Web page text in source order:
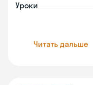
Уроки
Читать дальше